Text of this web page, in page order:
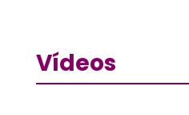
Vídeos